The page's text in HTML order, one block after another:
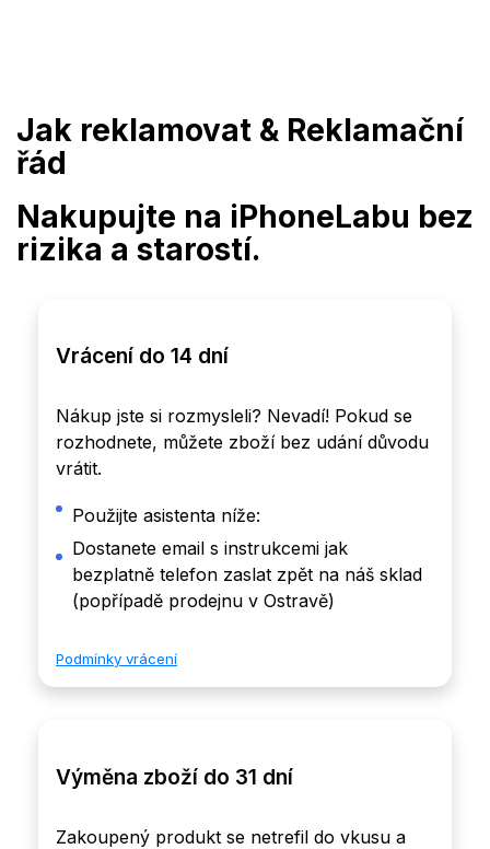
Jak reklamovat & Reklamační
řád
Nakupujte na iPhoneLabu bez
rizika a starostí.
Vrácení do 14 dní
Nákup jste si rozmysleli? Nevadí! Pokud se
rozhodnete, můžete zboží bez udání důvodu
vrátit.
Použijte asistenta níže:
Dostanete email s instrukcemi jak
bezplatně telefon zaslat zpět na náš sklad
(popřípadě prodejnu v Ostravě)
Podmínky vrácení
Výměna zboží do 31 dní
Zakoupený produkt se netrefil do vkusu a